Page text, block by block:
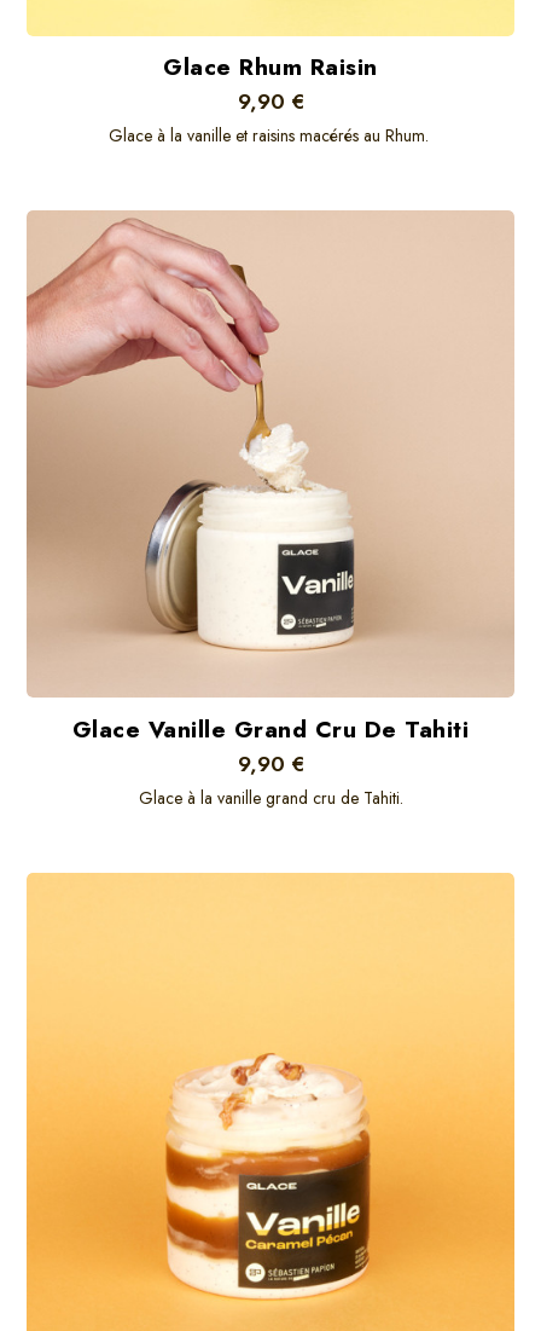
Glace Rhum Raisin
9,90 €
Glace à la vanille et raisins macérés au Rhum.
Glace Vanille Grand Cru De Tahiti
9,90 €
Glace à la vanille grand cru de Tahiti.